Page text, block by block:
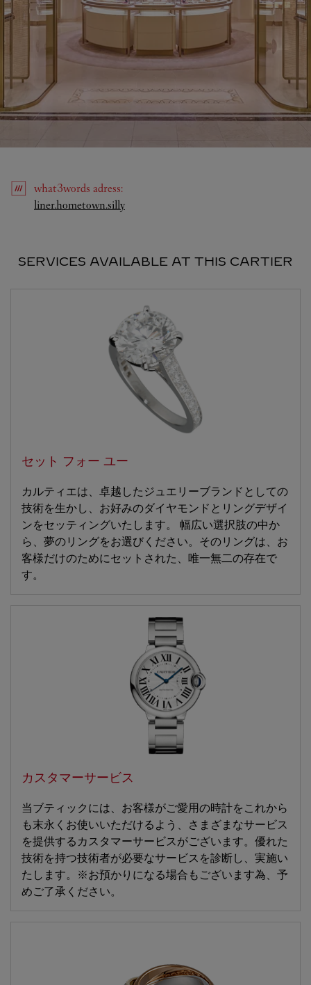
what3words adress:
liner.hometown.sillyLink Opens in New Tab
SERVICES AVAILABLE AT THIS CARTIER
セット フォー ユー
カルティエは、卓越したジュエリーブランドとしての
技術を生かし、お好みのダイヤモンドとリングデザイ
ンをセッティングいたします。 幅広い選択肢の中か
ら、夢のリングをお選びください。そのリングは、お
客様だけのためにセットされた、唯一無二の存在で
す。
カスタマーサービス
当ブティックには、お客様がご愛用の時計をこれから
も末永くお使いいただけるよう、さまざまなサービス
を提供するカスタマーサービスがございます。優れた
技術を持つ技術者が必要なサービスを診断し、実施い
たします。※お預かりになる場合もございます為、予
めご了承ください。